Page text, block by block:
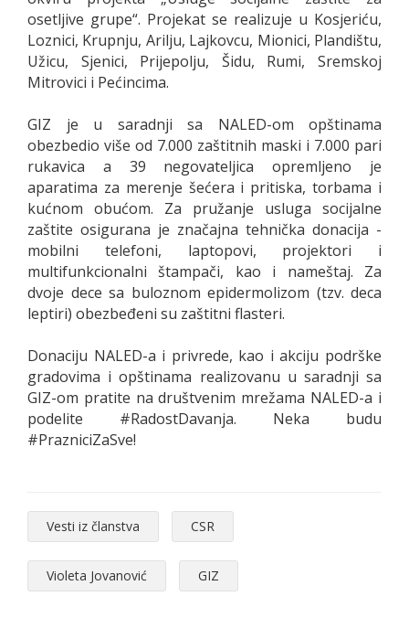
osetljive grupe“. Projekat se realizuje u Kosjeriću,
Loznici, Krupnju, Arilju, Lajkovcu, Mionici, Plandištu,
Užicu, Sjenici, Prijepolju, Šidu, Rumi, Sremskoj
Mitrovici i Pećincima.
GIZ je u saradnji sa NALED-om opštinama
obezbedio više od 7.000 zaštitnih maski i 7.000 pari
rukavica a 39 negovateljica opremljeno je
aparatima za merenje šećera i pritiska, torbama i
kućnom obućom. Za pružanje usluga socijalne
zaštite osigurana je značajna tehnička donacija -
mobilni telefoni, laptopovi, projektori i
multifunkcionalni štampači, kao i nameštaj. Za
dvoje dece sa buloznom epidermolizom (tzv. deca
leptiri) obezbeđeni su zaštitni flasteri.
Donaciju NALED-a i privrede, kao i akciju podrške
gradovima i opštinama realizovanu u saradnji sa
GIZ-om pratite na društvenim mrežama NALED-a i
podelite #RadostDavanja. Neka budu
#PrazniciZaSve!
Vesti iz članstva CSR
Violeta Jovanović GIZ